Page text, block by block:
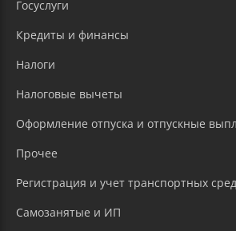
Госуслуги
Кредиты и финансы
Налоги
Налоговые вычеты
Оформление отпуска и отпускные
Прочее
Регистрация и учет транспортных
Самозанятые и ИП